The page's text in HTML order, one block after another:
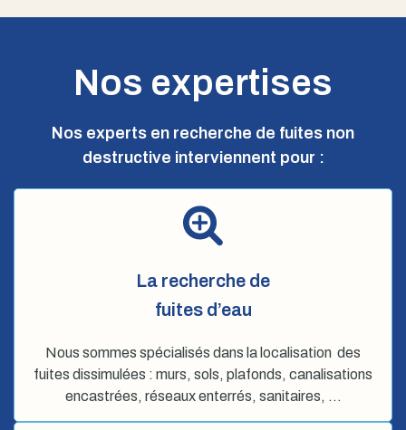
Nos expertises
Nos experts en recherche de fuites non
destructive interviennent pour :
La recherche de
fuites d’eau
Nous sommes spécialisés dans la localisation des
fuites dissimulées : murs, sols, plafonds, canalisations
encastrées, réseaux enterrés, sanitaires, …